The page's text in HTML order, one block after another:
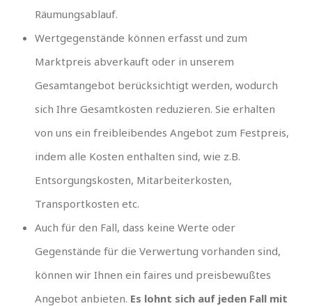
Räumungsablauf.
Wertgegenstände können erfasst und zum
Marktpreis abverkauft oder in unserem
Gesamtangebot berücksichtigt werden, wodurch
sich Ihre Gesamtkosten reduzieren. Sie erhalten
von uns ein freibleibendes Angebot zum Festpreis,
indem alle Kosten enthalten sind, wie z.B.
Entsorgungskosten, Mitarbeiterkosten,
Transportkosten etc.
Auch für den Fall, dass keine Werte oder
Gegenstände für die Verwertung vorhanden sind,
können wir Ihnen ein faires und preisbewußtes
Angebot anbieten. Es lohnt sich auf jeden Fall mit